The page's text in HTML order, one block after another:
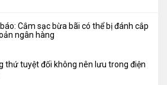
Cắm sạc bừa bãi có thể bị đánh cắp
ngân hàng
thứ tuyệt đối không nên lưu trong điện